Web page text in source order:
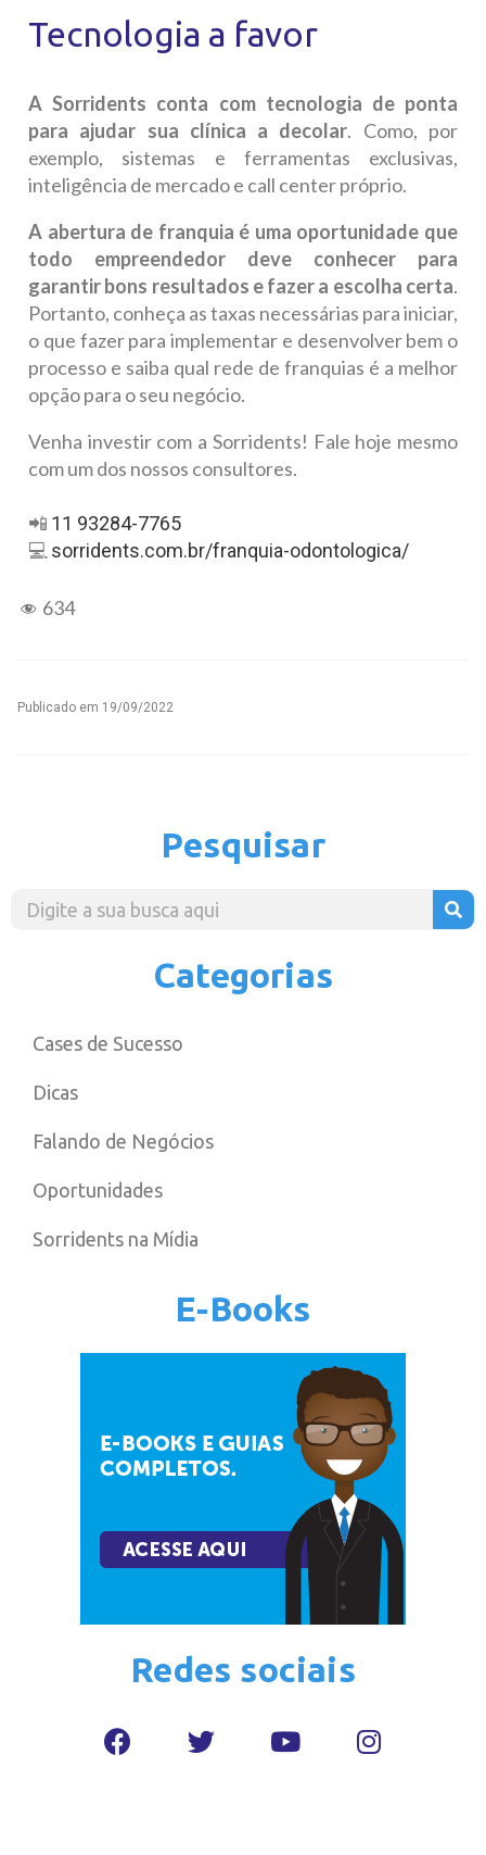
Tecnologia a favor
A Sorridents conta com tecnologia de ponta
para ajudar sua clínica a decolar. Como, por
exemplo, sistemas e ferramentas exclusivas,
inteligência de mercado e call center próprio.
A abertura de franquia é uma oportunidade que
todo empreendedor deve conhecer para
garantir bons resultados e fazer a escolha certa.
Portanto, conheça as taxas necessárias para iniciar,
o que fazer para implementar e desenvolver bem o
processo e saiba qual rede de franquias é a melhor
opção para o seu negócio.
Venha investir com a Sorridents! Fale hoje mesmo
com um dos nossos consultores.
📲 11 93284-7765
💻 sorridents.com.br/franquia-odontologica/
634
Publicado em 19/09/2022
Pesquisar
Categorias
Cases de Sucesso
Dicas
Falando de Negócios
Oportunidades
Sorridents na Mídia
E-Books
Redes sociais